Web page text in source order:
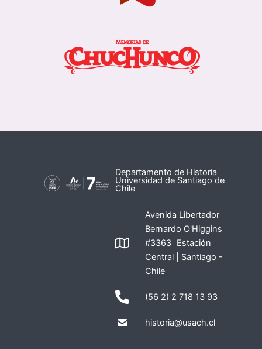
Departamento de Historia
Universidad de Santiago de
Chile
Avenida Libertador
Bernardo O'Higgins
#3363 Estación
Central | Santiago -
Chile
(56 2) 2 718 13 93
historia@usach.cl